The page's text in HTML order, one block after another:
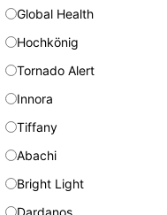
Global Health
Hochkönig
Tornado Alert
Innora
Tiffany
Abachi
Bright Light
Dardanos